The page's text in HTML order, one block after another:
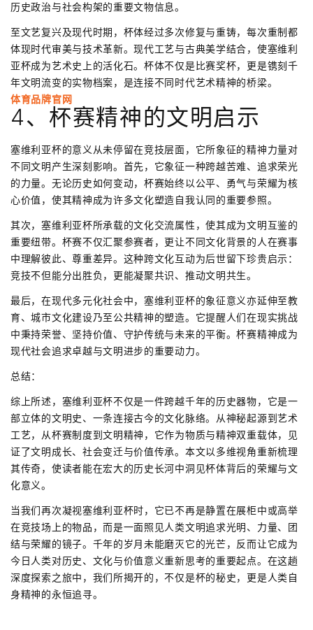
历史政治与社会构架的重要文物信息。
至文艺复兴及现代时期，杯体经过多次修复与重铸，每次重制都
体现时代审美与技术革新。现代工艺与古典美学结合，使塞维利
亚杯成为艺术史上的活化石。杯体不仅是比赛奖杯，更是镌刻千
年文明流变的实物档案，是连接不同时代艺术精神的桥梁。
体育品牌官网
4、杯赛精神的文明启示
塞维利亚杯的意义从未停留在竞技层面，它所象征的精神力量对
不同文明产生深刻影响。首先，它象征一种跨越苦难、追求荣光
的力量。无论历史如何变动，杯赛始终以公平、勇气与荣耀为核
心价值，使其精神成为许多文化塑造自我认同的重要参照。
其次，塞维利亚杯所承载的文化交流属性，使其成为文明互鉴的
重要纽带。杯赛不仅汇聚参赛者，更让不同文化背景的人在赛事
中理解彼此、尊重差异。这种跨文化互动为后世留下珍贵启示：
竞技不但能分出胜负，更能凝聚共识、推动文明共生。
最后，在现代多元化社会中，塞维利亚杯的象征意义亦延伸至教
育、城市文化建设乃至公共精神的塑造。它提醒人们在现实挑战
中秉持荣誉、坚持价值、守护传统与未来的平衡。杯赛精神成为
现代社会追求卓越与文明进步的重要动力。
总结：
综上所述，塞维利亚杯不仅是一件跨越千年的历史器物，它是一
部立体的文明史、一条连接古今的文化脉络。从神秘起源到艺术
工艺，从杯赛制度到文明精神，它作为物质与精神双重载体，见
证了文明成长、社会变迁与价值传承。本文以多维视角重新梳理
其传奇，使读者能在宏大的历史长河中洞见杯体背后的荣耀与文
化意义。
当我们再次凝视塞维利亚杯时，它已不再是静置在展柜中或高举
在竞技场上的物品，而是一面照见人类文明追求光明、力量、团
结与荣耀的镜子。千年的岁月未能磨灭它的光芒，反而让它成为
今日人类对历史、文化与价值意义重新思考的重要起点。在这趟
深度探索之旅中，我们所揭开的，不仅是杯的秘史，更是人类自
身精神的永恒追寻。